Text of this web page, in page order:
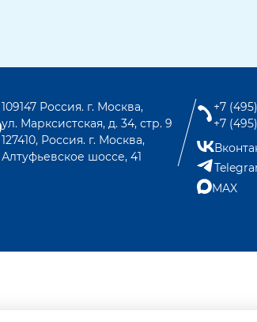
109147 Россия. г. Москва,
ул. Марксистская, д. 34, стр. 9
127410, Россия. г. Москва,
Алтуфьевское шоссе, 41
+7
+7
MAX